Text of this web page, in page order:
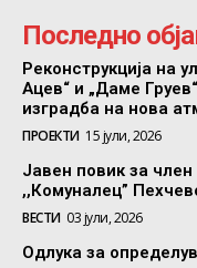
Последно
Реконструкција на
Ацев“ и „Даме
изградба на нова
ПРОЕКТИ 15 јули, 2026
Јавен повик за
,,Комуналец”
ВЕСТИ 03 јули, 2026
Одлука за